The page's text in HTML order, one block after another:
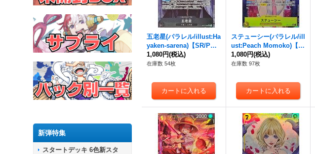
新弾特集
スタートデッキ 6色新スタ
五老星(パラレル/illust:Ha
yaken-sarena)【SR/P】
{OP13-082}
1,080円(税込)
在庫数 54枚
ステューシー(パラレル/ill
ust:Peach Momoko)【S
R/P】{OP13-110}
1,080円(税込)
在庫数 97枚